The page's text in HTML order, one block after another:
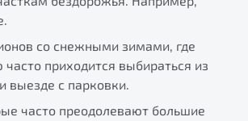
со снежными зимами, где
приходится выбираться из
выезде с парковки.
часто преодолевают большие